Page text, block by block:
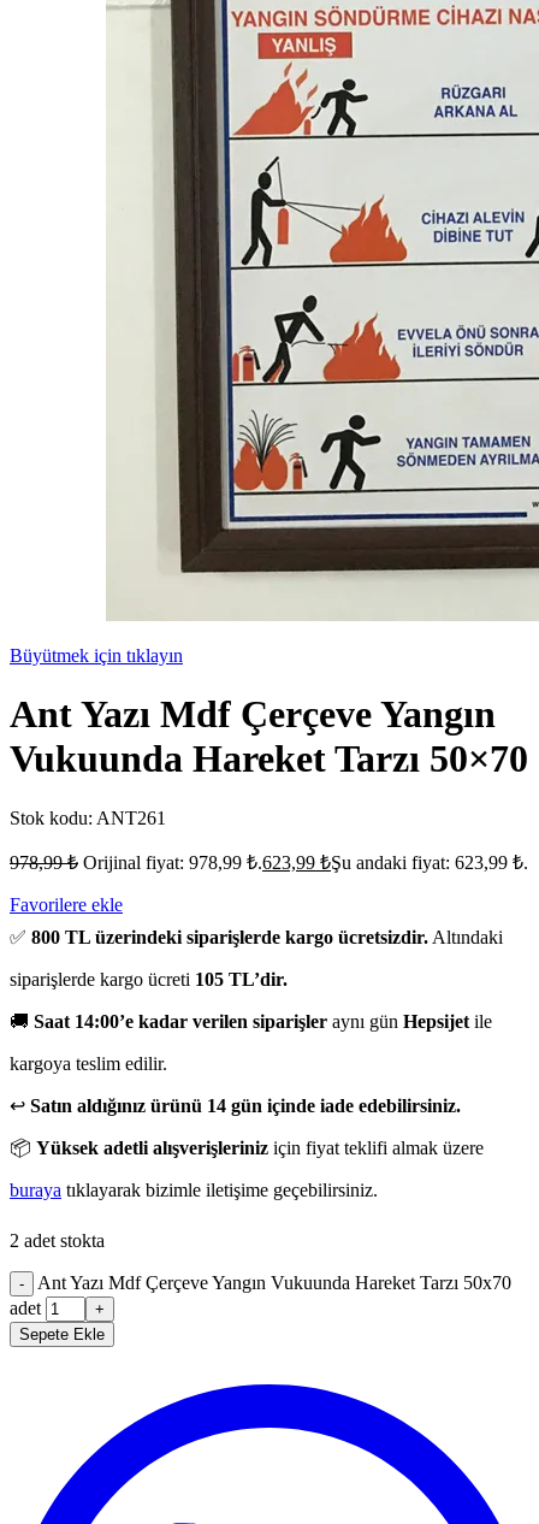
Büyütmek için tıklayın
Ant Yazı Mdf Çerçeve Yangın
Vukuunda Hareket Tarzı 50×70
Stok kodu: ANT261
978,99₺ Orijinal fiyat: 978,99 ₺.623,99 ₺Şu andaki fiyat: 623,99 ₺.
Favorilere ekle
✅ 800 TL üzerindeki siparişlerde kargo ücretsizdir. Altındaki
siparişlerde kargo ücreti 105 TL’dir.
🚚 Saat 14:00’e kadar verilen siparişler aynı gün Hepsijet ile
kargoya teslim edilir.
↩️ Satın aldığınız ürünü 14 gün içinde iade edebilirsiniz.
📦 Yüksek adetli alışverişleriniz için fiyat teklifi almak üzere
buraya tıklayarak bizimle iletişime geçebilirsiniz.
2 adet stokta
-
Ant Yazı Mdf Çerçeve Yangın Vukuunda Hareket Tarzı 50x70
adet
+
Sepete Ekle